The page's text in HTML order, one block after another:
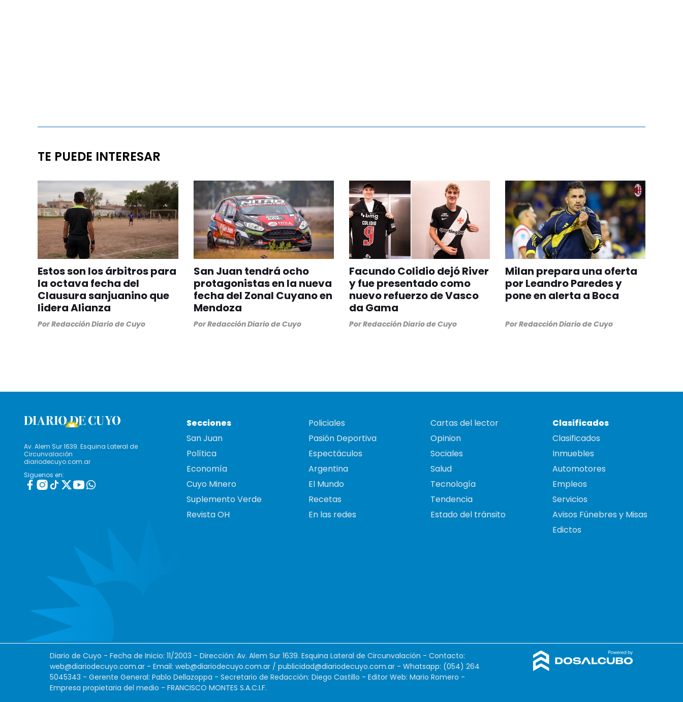
TE PUEDE INTERESAR
Estos son los árbitros para
la octava fecha del
Clausura sanjuanino que
lidera Alianza
PorRedacción Diario de Cuyo
San Juan tendrá ocho
protagonistas en la nueva
fecha del Zonal Cuyano en
Mendoza
PorRedacción Diario de Cuyo
Facundo Colidio dejó River
y fue presentado como
nuevo refuerzo de Vasco
da Gama
PorRedacción Diario de Cuyo
Milan prepara una oferta
por Leandro Paredes y
pone en alerta a Boca
PorRedacción Diario de Cuyo
Av. Alem Sur 1639. Esquina Lateral de
Circunvalación
diariodecuyo.com.ar
Siguenos en:
Secciones
San Juan
Política
Economía
Cuyo Minero
Suplemento Verde
Revista OH
Policiales
Pasión Deportiva
Espectáculos
Argentina
El Mundo
Recetas
En las redes
Cartas del lector
Opinion
Sociales
Salud
Tecnología
Tendencia
Estado del tránsito
Clasificados
Clasificados
Inmuebles
Automotores
Empleos
Servicios
Avisos Fúnebres y Misas
Edictos
Diario de Cuyo - Fecha de Inicio: 11/2003 - Dirección: Av. Alem Sur 1639. Esquina Lateral de Circunvalación - Contacto:
web@diariodecuyo.com.ar - Email: web@diariodecuyo.com.ar / publicidad@diariodecuyo.com.ar - Whatsapp: (054) 264
5045343 - Gerente General: Pablo Dellazoppa - Secretario de Redacción: Diego Castillo - Editor Web: Mario Romero -
Empresa propietaria del medio - FRANCISCO MONTES S.A.C.I.F.